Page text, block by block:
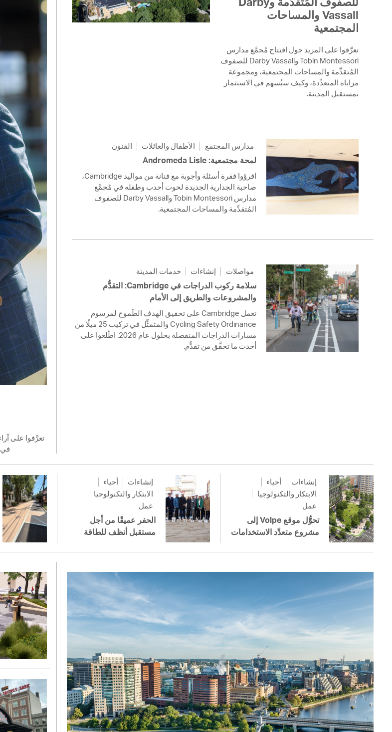
Pay Bills Online
Property Database
Watch City Council
في Cambridge وكيف نعمل يدًا بيد على بناء أساس أقوى لمستقبلنا المُشترَك.
Vassall والمساحات
المجتمعية
تعرَّفوا على المزيد حول افتتاح مُجمَّع مدارس
Tobin Montessori وDarby Vassall للصفوف
المُتقدِّمة والمساحات المجتمعية، ومجموعة
مزاياه المتعدِّدة، وكيف سيُسهم في الاستثمار
بمستقبل المدينة.
مدارس المجتمع الأطفال والعائلات الفنون
لمحة مجتمعية: Andromeda Lisle
اقرؤوا فقرة أسئلة وأجوبة مع فنانة من مواليد Cambridge،
صاحبة الجدارية الجديدة لحوت أحدب وطفله في مُجمَّع
مدارس Tobin Montessori وDarby Vassall للصفوف
المُتقدِّمة والمساحات المجتمعية.
مواصلات إنشاءات خدمات المدينة
سلامة ركوب الدراجات في Cambridge: التقدُّم
والمشروعات والطريق إلى الأمام
تعمل Cambridge على تحقيق الهدف الطَموح لمرسوم
Cycling Safety Ordinance والمتمثِّل في تركيب 25 ميلًا من
مسارات الدراجات المنفصلة بحلول عام 2026. اطّلعوا على
أحدث ما تحقَّق من تقدُّم.
إنشاءات
أحياء
الابتكار والتكنولوجيا
عمل
الحفر عميقًا من أجل
مستقبل أنظف للطاقة
إنشاءات
أحياء
الابتكار والتكنولوجيا
عمل
تحوُّل موقع Volpe إلى
مشروع متعدِّد الاستخدامات